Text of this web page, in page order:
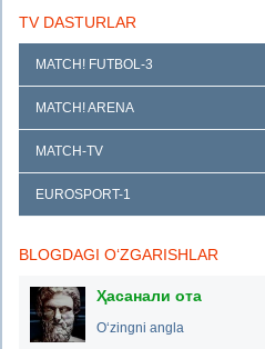
TV DASTURLAR
MATCH! FUTBOL-3
MATCH! ARENA
MATCH-TV
EUROSPORT-1
BLOGDAGI O‘ZGARISHLAR
Ҳасанали ота
O‘zingni angla